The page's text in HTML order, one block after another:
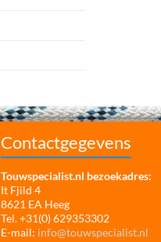
Contactgegevens
Touwspecialist.nl bezoekadres:
It Fjild 4
8621 EA Heeg
Tel. +31(0) 629353302
E-mail: info@touwspecialist.nl